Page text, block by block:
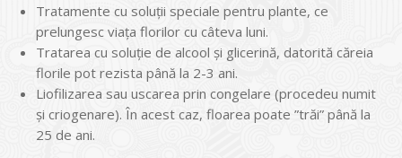
Tratamente cu soluţii speciale pentru plante, ce
prelungesc viaţa florilor cu câteva luni.
Tratarea cu soluţie de alcool şi glicerină, datorită căreia
florile pot rezista până la 2-3 ani.
Liofilizarea sau uscarea prin congelare (procedeu numit
şi criogenare). În acest caz, floarea poate ”trăi” până la
25 de ani.